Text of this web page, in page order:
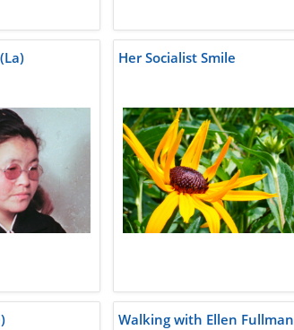
Her Socialist Smile
Walking with Ellen Fullman